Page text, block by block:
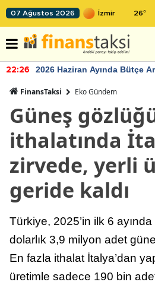
07 Ağustos 2026 26°
22:26 2026 Haziran Ayında Bütçe
FinansTaksi Eko Gündem
Güneş
ithalatında
zirvede, yerli
geride kaldı
Türkiye, 2025’in ilk 6
dolarlık 3,9 milyon adet
En fazla ithalat İtalya’dan
üretimle sadece 190 bin